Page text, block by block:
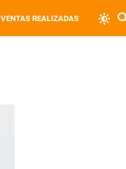
VENTAS REALIZADAS